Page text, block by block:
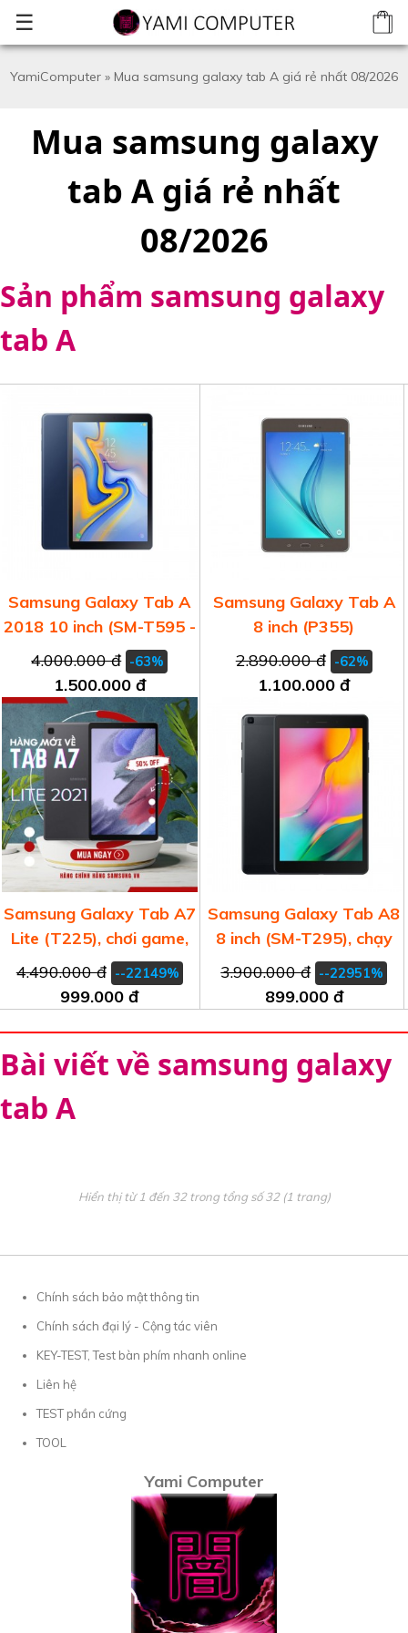
☰
YamiComputer » Mua samsung galaxy tab A giá rẻ nhất 08/2026
Mua samsung galaxy
tab A giá rẻ nhất
08/2026
Sản phẩm samsung galaxy
tab A
Samsung Galaxy Tab A
2018 10 inch (SM-T595 -
10.5")
4.000.000 đ -63%
1.500.000 đ
Samsung Galaxy Tab A
8 inch (P355)
2.890.000 đ -62%
1.100.000 đ
Samsung Galaxy Tab A7
Lite (T225), chơi game,
xem phim, học tập, giải
trí siêu mượt
4.490.000 đ --22149%
999.000 đ
Samsung Galaxy Tab A8
8 inch (SM-T295), chạy
siêu nhanh, siêu mượt, tải
app thoải mái
3.900.000 đ --22951%
899.000 đ
Bài viết về samsung galaxy
tab A
Hiển thị từ 1 đến 32 trong tổng số 32 (1 trang)
Chính sách bảo mật thông tin
Chính sách đại lý - Cộng tác viên
KEY-TEST, Test bàn phím nhanh online
Liên hệ
TEST phần cứng
TOOL
Yami Computer